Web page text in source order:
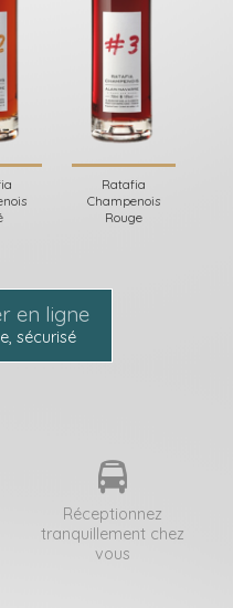
Ratafia
Champenois
Rouge
en ligne
sécurisé
Réceptionnez
tranquillement chez
vous